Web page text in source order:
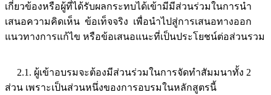
เกี่ยวข้องหรือผู้ที่ได้รับผลกระทบได้เข้ามีมีส่วนร่วมในการนำ
เสนอความคิดเห็น ข้อเท็จจริง เพื่อนำไปสู่การเสนอทางออก
แนวทางการแก้ไข หรือข้อเสนอแนะที่เป็นประโยชน์ต่อส่วนรวม
2.1. ผู้เข้าอบรมจะต้องมีส่วนร่วมในการจัดทำสัมมนาทั้ง 2
ส่วน เพราะเป็นส่วนหนึ่งของการอบรมในหลักสูตรนี้